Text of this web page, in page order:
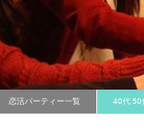
恋活パーティー一覧 40代